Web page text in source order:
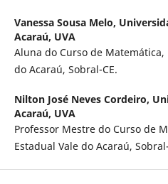
Vanessa Sousa Melo,
Acaraú, UVA
Aluna do Curso de
do Acaraú, Sobral-CE.
Nilton José Neves Cordeiro,
Acaraú, UVA
Professor Mestre do Curso de
Estadual Vale do Acaraú,